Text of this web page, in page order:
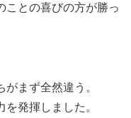
ことの喜びの方が勝っ
まず全然違う。
発揮しました。